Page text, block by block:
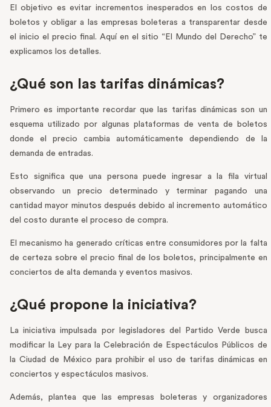
El objetivo es evitar incrementos inesperados en los costos de
boletos y obligar a las empresas boleteras a transparentar desde
el inicio el precio final. Aquí en el sitio “El Mundo del Derecho” te
explicamos los detalles.
¿Qué son las tarifas dinámicas?
Primero es importante recordar que las tarifas dinámicas son un
esquema utilizado por algunas plataformas de venta de boletos
donde el precio cambia automáticamente dependiendo de la
demanda de entradas.
Esto significa que una persona puede ingresar a la fila virtual
observando un precio determinado y terminar pagando una
cantidad mayor minutos después debido al incremento automático
del costo durante el proceso de compra.
El mecanismo ha generado críticas entre consumidores por la falta
de certeza sobre el precio final de los boletos, principalmente en
conciertos de alta demanda y eventos masivos.
¿Qué propone la iniciativa?
La iniciativa impulsada por legisladores del Partido Verde busca
modificar la Ley para la Celebración de Espectáculos Públicos de
la Ciudad de México para prohibir el uso de tarifas dinámicas en
conciertos y espectáculos masivos.
Además, plantea que las empresas boleteras y organizadores